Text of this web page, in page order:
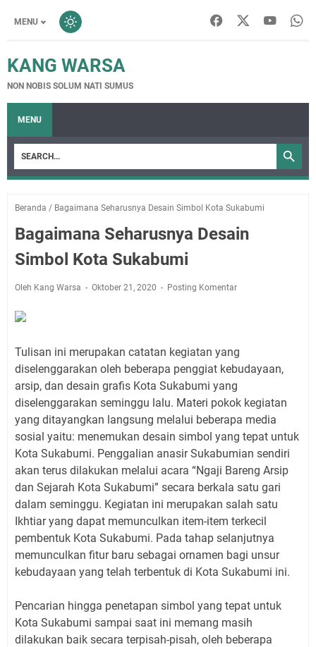
MENU
KANG WARSA
NON NOBIS SOLUM NATI SUMUS
MENU
Beranda / Bagaimana Seharusnya Desain Simbol Kota Sukabumi
Bagaimana Seharusnya Desain
Simbol Kota Sukabumi
Oleh Kang Warsa Oktober 21, 2020 Posting Komentar
Tulisan ini merupakan catatan kegiatan yang
diselenggarakan oleh beberapa penggiat kebudayaan,
arsip, dan desain grafis Kota Sukabumi yang
diselenggarakan seminggu lalu. Materi pokok kegiatan
yang ditayangkan langsung melalui beberapa media
sosial yaitu: menemukan desain simbol yang tepat untuk
Kota Sukabumi. Penggalian anasir Sukabumian sendiri
akan terus dilakukan melalui acara “Ngaji Bareng Arsip
dan Sejarah Kota Sukabumi” secara berkala satu gari
dalam seminggu. Kegiatan ini merupakan salah satu
Ikhtiar yang dapat memunculkan item-item terkecil
pembentuk Kota Sukabumi. Pada tahap selanjutnya
memunculkan fitur baru sebagai ornamen bagi unsur
kebudayaan yang telah terbentuk di Kota Sukabumi ini.
Pencarian hingga penetapan simbol yang tepat untuk
Kota Sukabumi sampai saat ini memang masih
dilakukan baik secara terpisah-pisah, oleh beberapa